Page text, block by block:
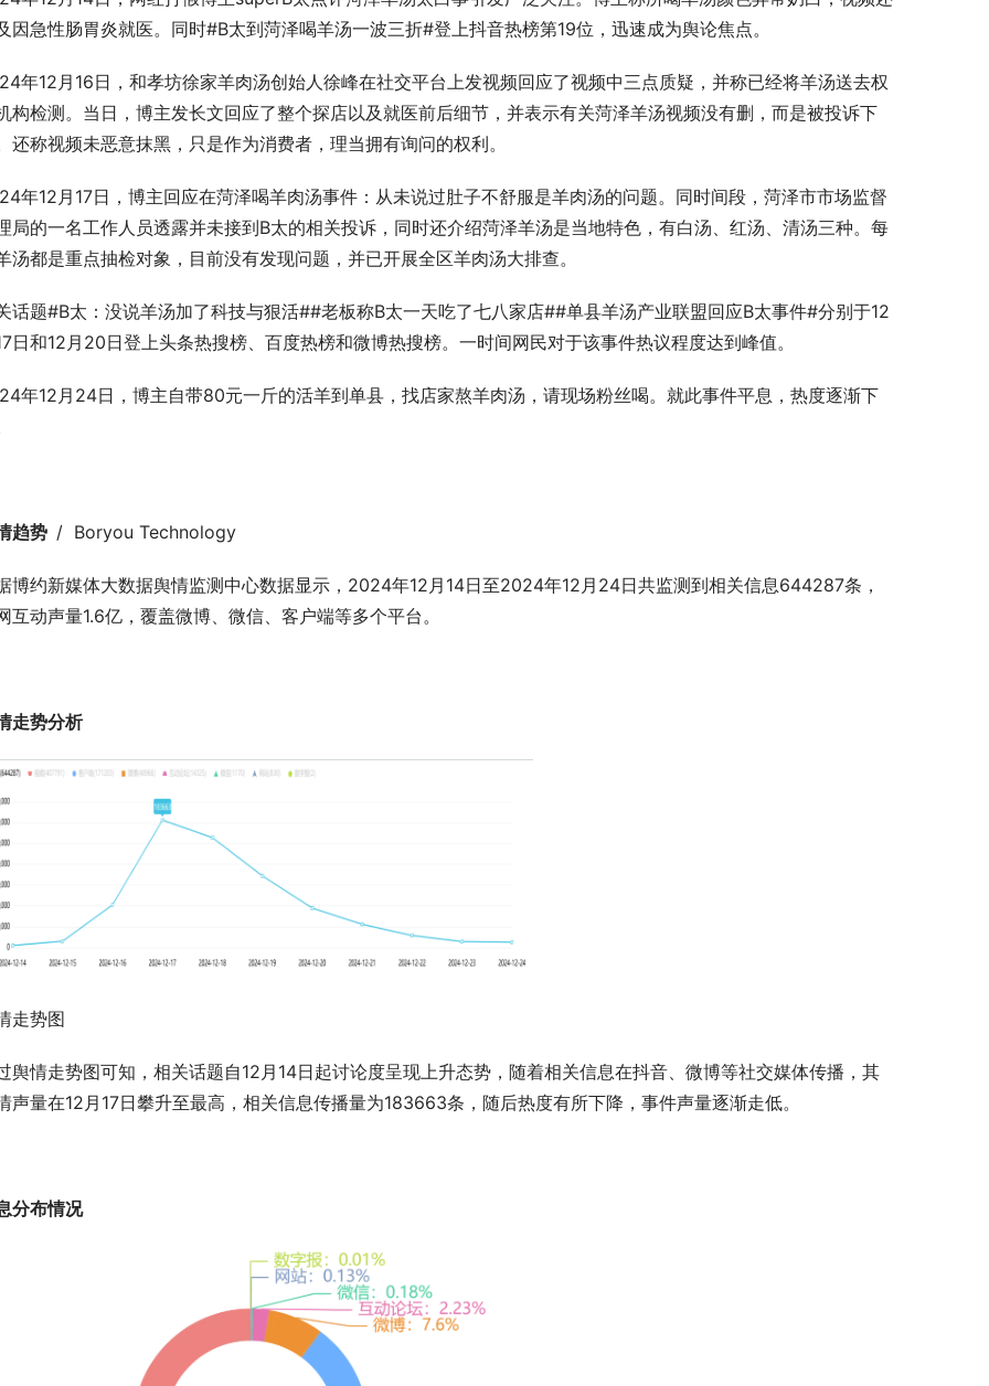
因急性肠胃炎就医。同时#B太到菏泽喝羊汤一波三折#登上抖音热榜第19位，迅速成为舆论焦点。
年12月16日，和孝坊徐家羊肉汤创始人徐峰在社交平台上发视频回应了视频中三点质疑，并称已经将羊汤送去权
构检测。当日，博主发长文回应了整个探店以及就医前后细节，并表示有关菏泽羊汤视频没有删，而是被投诉下
还称视频未恶意抹黑，只是作为消费者，理当拥有询问的权利。
年12月17日，博主回应在菏泽喝羊肉汤事件：从未说过肚子不舒服是羊肉汤的问题。同时间段，菏泽市市场监督
局的一名工作人员透露并未接到B太的相关投诉，同时还介绍菏泽羊汤是当地特色，有白汤、红汤、清汤三种。每
汤都是重点抽检对象，目前没有发现问题，并已开展全区羊肉汤大排查。
话题#B太：没说羊汤加了科技与狠活##老板称B太一天吃了七八家店##单县羊汤产业联盟回应B太事件#分别于12
日和12月20日登上头条热搜榜、百度热榜和微博热搜榜。一时间网民对于该事件热议程度达到峰值。
年12月24日，博主自带80元一斤的活羊到单县，找店家熬羊肉汤，请现场粉丝喝。就此事件平息，热度逐渐下
趋势 /  Boryou Technology
博约新媒体大数据舆情监测中心数据显示，2024年12月14日至2024年12月24日共监测到相关信息644287条，
互动声量1.6亿，覆盖微博、微信、客户端等多个平台。
走势分析
走势图
舆情走势图可知，相关话题自12月14日起讨论度呈现上升态势，随着相关信息在抖音、微博等社交媒体传播，其
声量在12月17日攀升至最高，相关信息传播量为183663条，随后热度有所下降，事件声量逐渐走低。
分布情况